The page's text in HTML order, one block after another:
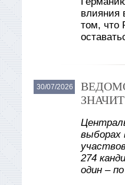
влияния
том, что
30/07/2026
ЗНАЧИТ
выборах
274
один –